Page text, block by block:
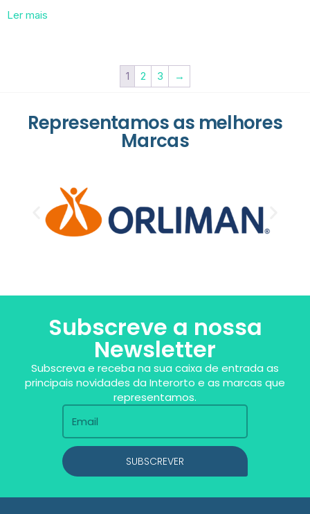
Ler mais
1 2 3 →
Representamos as melhores
Marcas
Subscreve a nossa
Newsletter
Subscreva e receba na sua caixa de entrada as
principais novidades da Interorto e as marcas que
representamos.
SUBSCREVER